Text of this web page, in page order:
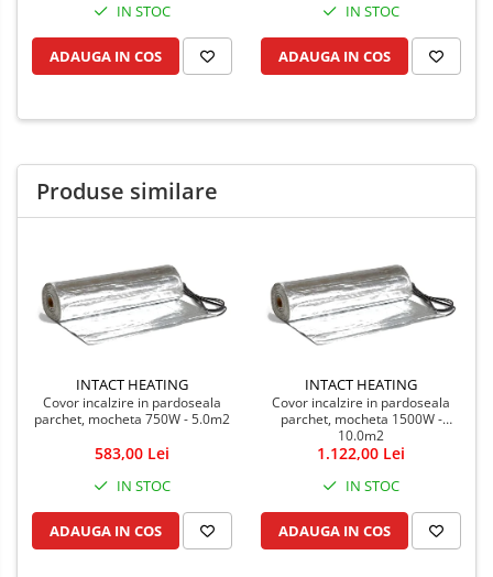
IN STOC
ADAUGA IN COS
IN STOC
ADAUGA IN COS
Produse similare
INTACT HEATING
Covor incalzire in pardoseala
parchet, mocheta 750W - 5.0m2
583,00 Lei
IN STOC
ADAUGA IN COS
INTACT HEATING
Covor incalzire in pardoseala
parchet, mocheta 1500W -
10.0m2
1.122,00 Lei
IN STOC
ADAUGA IN COS